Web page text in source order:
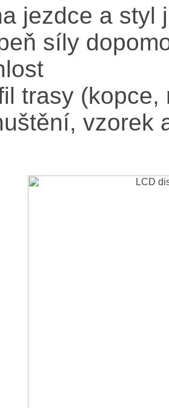
jezdce a styl
síly
trasy
vzorek